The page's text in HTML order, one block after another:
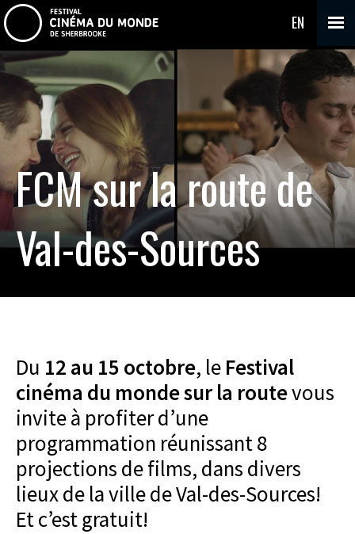
EN
FCM sur la route de
Val-des-Sources
Du 12 au 15 octobre, le Festival
cinéma du monde sur la routevous
invite à profiter d’une
programmation réunissant 8
projections de films, dans divers
lieux de la ville de Val-des-Sources!
Et c’est gratuit!